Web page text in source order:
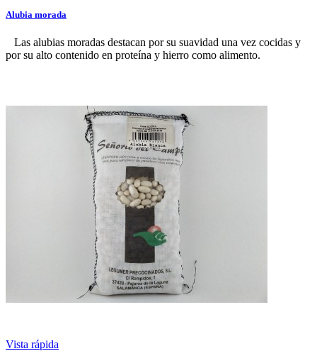
Alubia morada
Las alubias moradas destacan por su suavidad una vez cocidas y
por su alto contenido en proteína y hierro como alimento.
Vista rápida